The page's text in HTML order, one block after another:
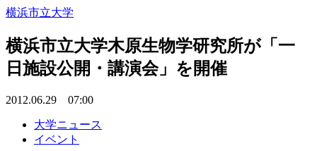
横浜市立大学
横浜市立大学木原生物学研究所が「一
日施設公開・講演会」を開催
2012.06.29 07:00
大学ニュース
イベント